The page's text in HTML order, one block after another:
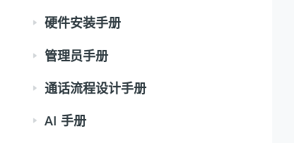
硬件安装手册
管理员手册
通话流程设计手册
AI 手册